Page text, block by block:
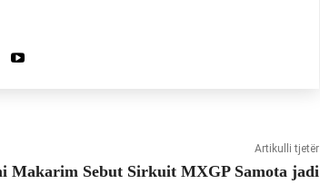
Artikulli tjetër
Makarim Sebut Sirkuit MXGP Samota jadi